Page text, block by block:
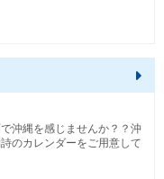
沖縄を感じませんか？？沖
のカレンダーをご用意して